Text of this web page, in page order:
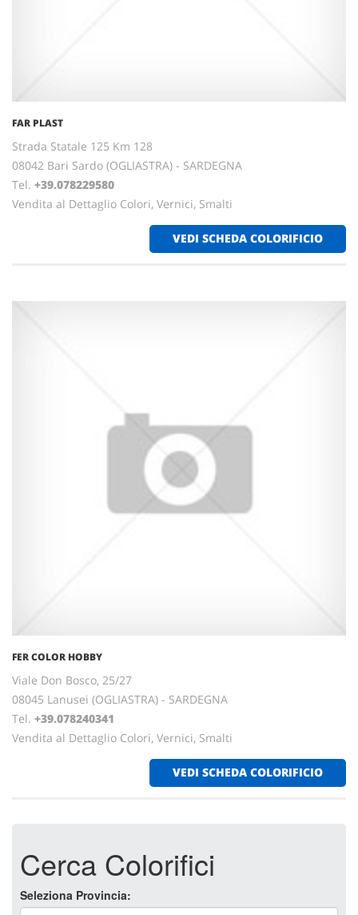
FAR PLAST
Strada Statale 125 Km 128
08042 Bari Sardo (OGLIASTRA) - SARDEGNA
Tel. +39.078229580
Vendita al Dettaglio Colori, Vernici, Smalti
VEDI SCHEDA COLORIFICIO
FER COLOR HOBBY
Viale Don Bosco, 25/27
08045 Lanusei (OGLIASTRA) - SARDEGNA
Tel. +39.078240341
Vendita al Dettaglio Colori, Vernici, Smalti
VEDI SCHEDA COLORIFICIO
Cerca Colorifici
Seleziona Provincia: